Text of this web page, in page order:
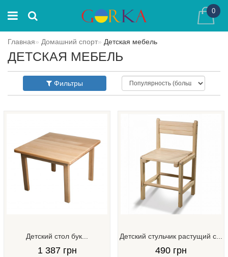
0
Главная Домашний спорт Детская мебель
ДЕТСКАЯ МЕБЕЛЬ
Фильтры
Детский стол бук...
1 387 грн
Детский стульчик растущий с...
490 грн